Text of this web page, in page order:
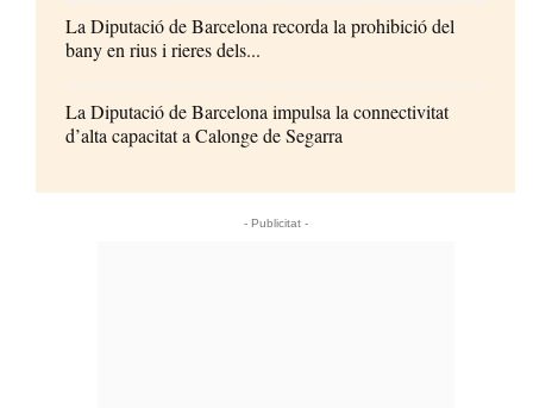
La Diputació de Barcelona recorda la prohibició del
bany en rius i rieres dels...
La Diputació de Barcelona impulsa la connectivitat
d’alta capacitat a Calonge de Segarra
- Publicitat -